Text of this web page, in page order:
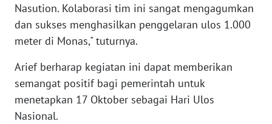
Nasution. Kolaborasi tim ini sangat mengagumkan
dan sukses menghasilkan penggelaran ulos 1.000
meter di Monas," tuturnya.
Arief berharap kegiatan ini dapat memberikan
semangat positif bagi pemerintah untuk
menetapkan 17 Oktober sebagai Hari Ulos
Nasional.
WN
JATENG
WN
NUSANTARA
WN
JOGJA